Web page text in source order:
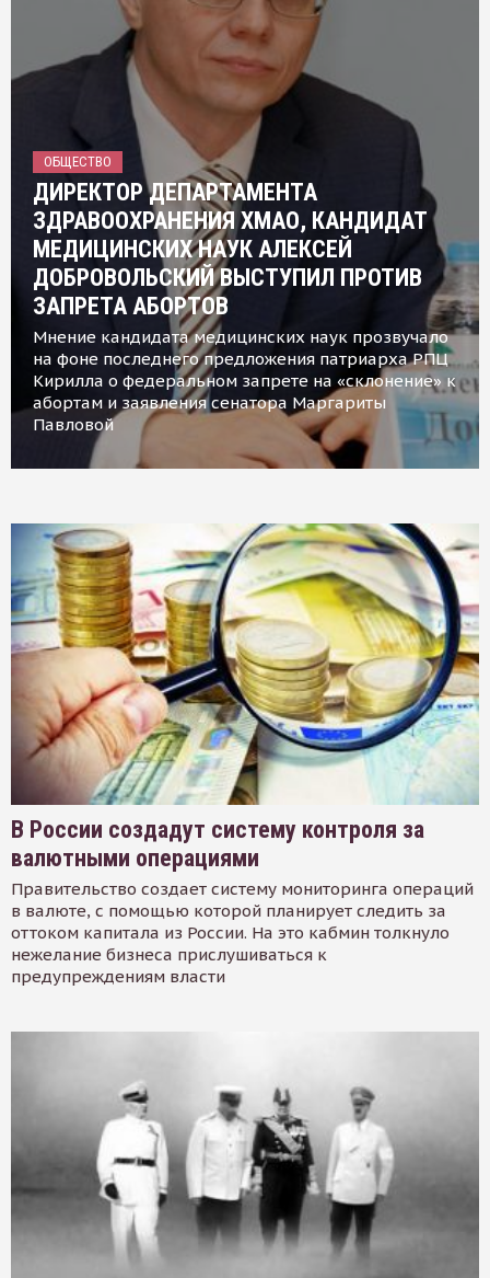
ОБЩЕСТВО
ДИРЕКТОР ДЕПАРТАМЕНТА
ЗДРАВООХРАНЕНИЯ ХМАО, КАНДИДАТ
МЕДИЦИНСКИХ НАУК АЛЕКСЕЙ
ДОБРОВОЛЬСКИЙ ВЫСТУПИЛ ПРОТИВ
ЗАПРЕТА АБОРТОВ
Мнение кандидата медицинских наук прозвучало
на фоне последнего предложения патриарха РПЦ
Кирилла о федеральном запрете на «склонение» к
абортам и заявления сенатора Маргариты
Павловой
В России создадут систему контроля за
валютными операциями
Правительство создает систему мониторинга операций
в валюте, с помощью которой планирует следить за
оттоком капитала из России. На это кабмин толкнуло
нежелание бизнеса прислушиваться к
предупреждениям власти